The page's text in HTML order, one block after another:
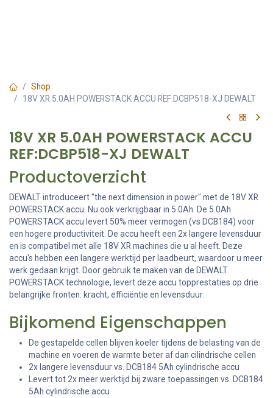
Shop
18V XR 5.0AH POWERSTACK ACCU REF:DCBP518-XJ DEWALT
18V XR 5.0AH POWERSTACK ACCU
REF:DCBP518-XJ DEWALT
Productoverzicht
DEWALT introduceert "the next dimension in power" met de 18V XR
POWERSTACK accu. Nu ook verkrijgbaar in 5.0Ah. De 5.0Ah
POWERSTACK accu levert 50% meer vermogen (vs DCB184) voor
een hogere productiviteit. De accu heeft een 2x langere levensduur
en is compatibel met alle 18V XR machines die u al heeft. Deze
accu's hebben een langere werktijd per laadbeurt, waardoor u meer
werk gedaan krijgt. Door gebruik te maken van de DEWALT
POWERSTACK technologie, levert deze accu topprestaties op drie
belangrijke fronten: kracht, efficiëntie en levensduur.
Bijkomend Eigenschappen
De gestapelde cellen blijven koeler tijdens de belasting van de
machine en voeren de warmte beter af dan cilindrische cellen
2x langere levensduur vs. DCB184 5Ah cylindrische accu
Levert tot 2x meer werktijd bij zware toepassingen vs. DCB184
5Ah cylindrische accu